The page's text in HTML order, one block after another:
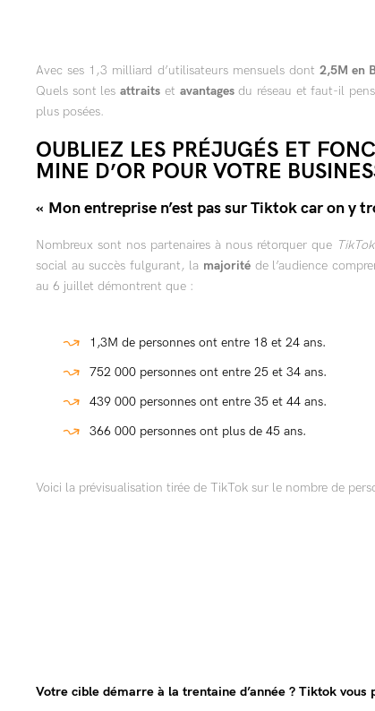
Avec ses 1,3 milliard d’utilisateurs mensuels dont 2,5M en
Quels sont lesattraits et avantagesdu réseau et faut-il
plus posées.
OUBLIEZ LES PRÉJUGÉS ET
MINE D’OR POUR VOTRE
« Mon entreprise n’est pas sur Tiktok car on y
Nombreux sont nos partenaires à nous rétorquer que TikTok
social au succès fulgurant, la majoritéde l’audience
au 6 juillet démontrent que :
1,3M de personnes ont entre 18 et 24 ans.
752 000 personnes ont entre 25 et 34 ans.
439 000 personnes ont entre 35 et 44 ans.
366 000 personnes ont plus de 45 ans.
Voici la prévisualisation tirée de TikTok sur le nombre de
Votre cible démarre à la trentaine d’année ? Tiktok vous